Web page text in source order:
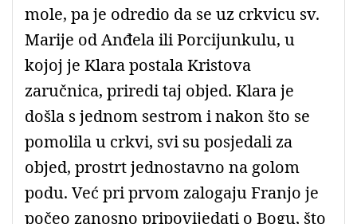
mole, pa je odredio da se uz crkvicu sv.
Marije od Anđela ili Porcijunkulu, u
kojoj je Klara postala Kristova
zaručnica, priredi taj objed. Klara je
došla s jednom sestrom i nakon što se
pomolila u crkvi, svi su posjedali za
objed, prostrt jednostavno na golom
podu. Već pri prvom zalogaju Franjo je
počeo zanosno pripovijedati o Bogu, što